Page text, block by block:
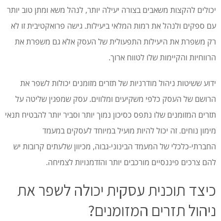
יכולים להקצות משאבים בצורה יעילה יותר, לנהל משא ומתן טוב יותר
עם ספקים ולנהל את רמות המלאי ביעילות. גישה פרואקטיבית זו לא
רק משפרת את היעילות התפעולית של העסק אלא גם משפרת את
הרווחיות והקיימות שלו לטווח ארוך.
ידוע ששיטות ניהול מודרניות של תזרים מזומנים יכולות לשפר את
הרושם של העסק כלפי משקיעים ומלווים. עסק שמפגין שליטה על
תזרים המזומנים שלו נתפס כסיכון נמוך יותר וסביר יותר להבטיח תנאי
מימון נוחים. זה יכול להיות מועיל במיוחד לעסקים במעמד
החברתי-כלכלי של המעמד הבינוני-גבוה, מכיוון שלעתים קרובות יש
להם צרכים פיננסיים מורכבים יותר והזדמנויות לצמיחה.
כיצד תוכנית עסקית יכולה לשפר את
ניהול תזרים המזומנים?